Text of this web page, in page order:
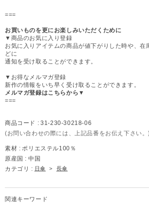
===
お買いものを更にお楽しみいただくために
▼商品のお気に入り登録
お気に入りアイテムの商品が値下がりした時や、在
どに
通知を受け取ることができます。
▼お得なメルマガ登録
新作の情報をいち早く受け取ることができます。
メルマガ登録はこちらから▼
===
商品コード : 31-230-30218-06
(お問い合わせの際には、上記品番をお伝え下さい。
素材 : ポリエステル100％
原産国 : 中国
カテゴリ : 日傘 > 長傘
関連キーワード